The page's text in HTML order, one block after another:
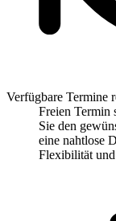
Verfügbare Termine
Freien Termin
Sie den
eine nahtlose
Flexibilität